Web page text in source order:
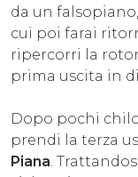
da un
cui poi farai
ripercorri la
prima uscita in
Dopo pochi
prendi la terza
Piana.